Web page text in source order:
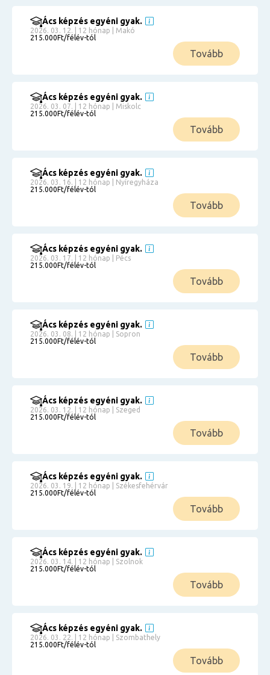
Ács képzés egyéni gyak.
2026. 03. 12. | 12 hónap | Makó
215.000Ft/félév-tól
Tovább
Ács képzés egyéni gyak.
2026. 03. 07. | 12 hónap | Miskolc
215.000Ft/félév-tól
Tovább
Ács képzés egyéni gyak.
2026. 03. 16. | 12 hónap | Nyíregyháza
215.000Ft/félév-tól
Tovább
Ács képzés egyéni gyak.
2026. 03. 17. | 12 hónap | Pécs
215.000Ft/félév-tól
Tovább
Ács képzés egyéni gyak.
2026. 03. 08. | 12 hónap | Sopron
215.000Ft/félév-tól
Tovább
Ács képzés egyéni gyak.
2026. 03. 12. | 12 hónap | Szeged
215.000Ft/félév-tól
Tovább
Ács képzés egyéni gyak.
2026. 03. 19. | 12 hónap | Székesfehérvár
215.000Ft/félév-tól
Tovább
Ács képzés egyéni gyak.
2026. 03. 14. | 12 hónap | Szolnok
215.000Ft/félév-tól
Tovább
Ács képzés egyéni gyak.
2026. 03. 22. | 12 hónap | Szombathely
215.000Ft/félév-tól
Tovább